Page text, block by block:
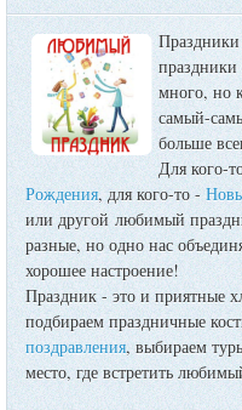
много, но
самый-
больше
Для кого-
Рождения, для кого-то -
или другой любимый
разные, но одно нас
хорошее настроение!
Праздник - это и приятные
подбираем праздничные
поздравления, выбираем
место, где встретить